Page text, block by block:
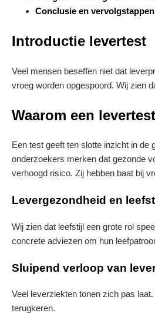
Conclusie en vervolgstappen
Introductie levertest
Veel mensen beseffen niet dat
vroeg worden opgespoord. Wij zien
Waarom een
Een test geeft ten slotte inzicht in de
onderzoekers merken dat gezonde
verhoogd risico. Zij hebben baat bij
Levergezondheid en
Wij zien dat leefstijl een grote rol
concrete adviezen om hun
Sluipend verloop van
Veel leverziekten tonen zich pas
terugkeren.